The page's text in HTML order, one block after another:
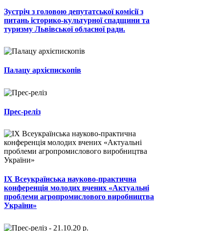
Зустріч з головою депутатської комісії з
питань історико-культурної спадщини та
туризму Львівської обласної ради.
Палацу архієпископів
Прес-реліз
ІХ Всеукраїнська науково-практична
конференція молодих вчених «Актуальні
проблеми агропромислового виробництва
України»